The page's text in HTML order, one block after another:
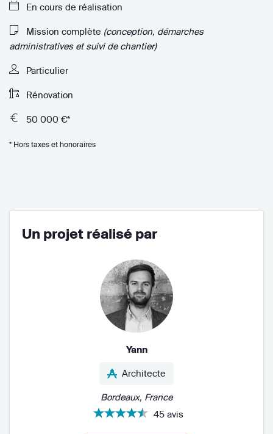
En cours de réalisation
Mission complète (conception, démarches
administratives et suivi de chantier)
Particulier
Rénovation
50 000 €*
* Hors taxes et honoraires
Un projet réalisé par
Yann
Architecte
Bordeaux, France
45 avis